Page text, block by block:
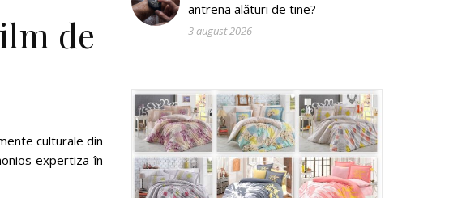
de
culturale din
expertiza în
antrena alături de tine?
3 august 2026